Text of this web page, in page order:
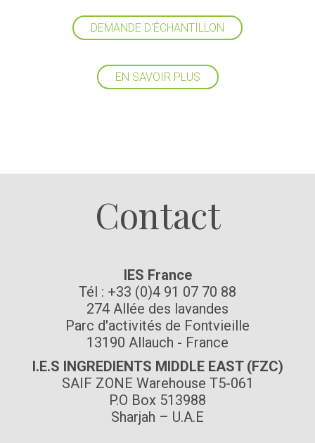
DEMANDE D'ÉCHANTILLON
EN SAVOIR PLUS
Contact
IES France
Tél : +33 (0)4 91 07 70 88
274 Allée des lavandes
Parc d'activités de Fontvieille
13190 Allauch - France
I.E.S INGREDIENTS MIDDLE EAST (FZC)
SAIF ZONE Warehouse T5-061
P.O Box 513988
Sharjah – U.A.E